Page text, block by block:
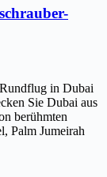
in Dubai
Sie Dubai aus
berühmten
Palm Jumeirah